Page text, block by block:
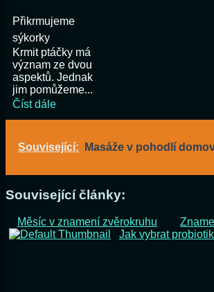
Přikrmujeme
sýkorky
Krmit ptáčky má
význam ze dvou
aspektů. Jednak
jim pomůžeme...
Číst dále
Související: Masáže v pohodlí
Související články:
Měsíc v znamení zvěrokruhu
Jak vybrat